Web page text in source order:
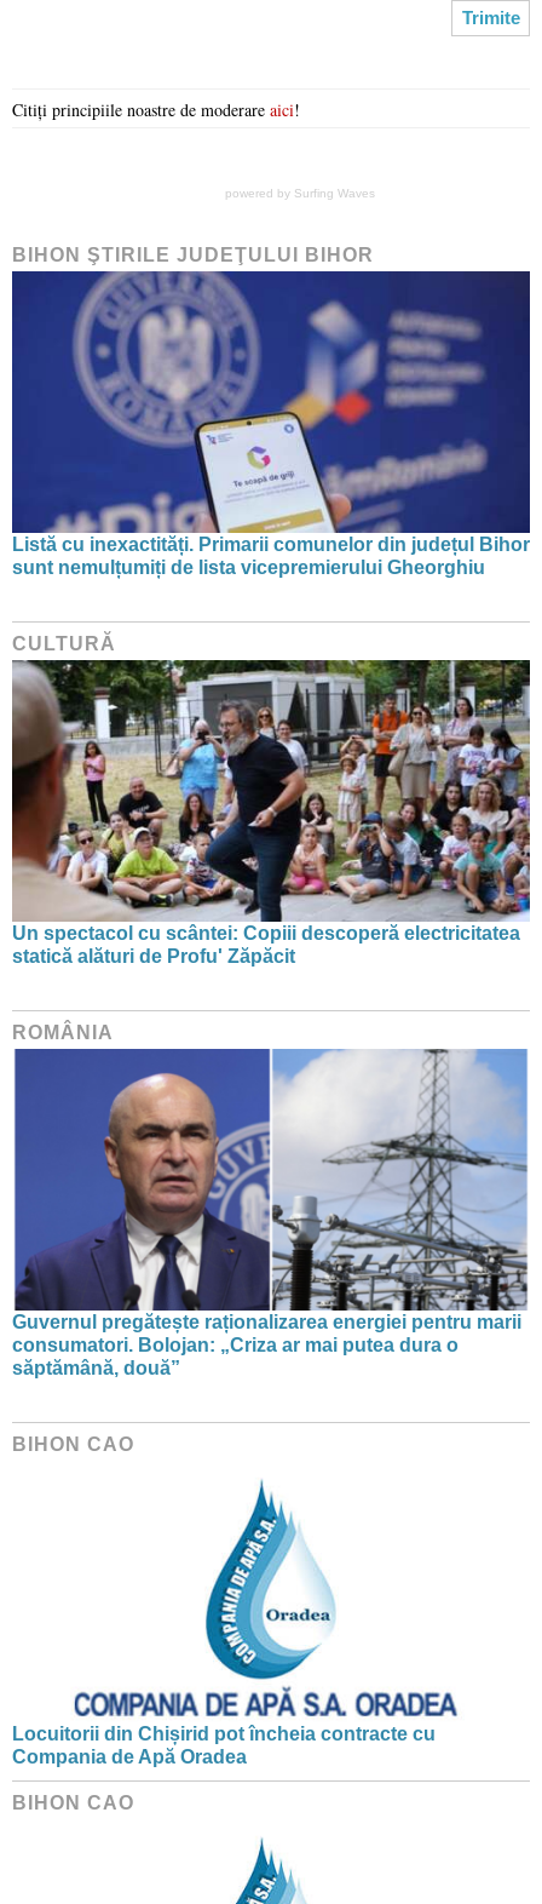
Citiți principiile noastre de moderare aici!
powered by Surfing Waves
BIHON ŞTIRILE JUDEŢULUI BIHOR
Listă cu inexactități. Primarii comunelor din județul Bihor
sunt nemulțumiți de lista vicepremierului Gheorghiu
CULTURĂ
Un spectacol cu scântei: Copiii descoperă electricitatea
statică alături de Profu' Zăpăcit
ROMÂNIA
Guvernul pregătește raționalizarea energiei pentru marii
consumatori. Bolojan: „Criza ar mai putea dura o
săptămână, două”
BIHON CAO
Locuitorii din Chișirid pot încheia contracte cu
Compania de Apă Oradea
BIHON CAO